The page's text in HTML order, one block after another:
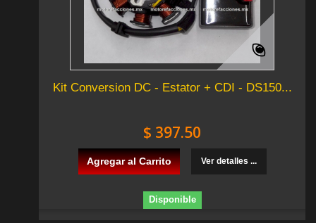
Kit Conversion DC - Estator + CDI - DS150...
$ 397.50
Agregar al Carrito Ver detalles ...
Disponible